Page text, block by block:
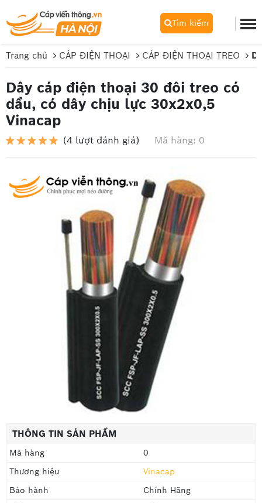
Tìm kiếm
Trang chủ CÁP ĐIỆN THOẠI CÁP ĐIỆN THOẠI TREO
Dây cáp điện thoại 30 đôi treo có
dầu, có dây chịu lực 30x2x0,5
Vinacap
(4 lượt đánh giá) Mã hàng: 0
THÔNG TIN SẢN PHẨM
Mã hàng
0
Thương hiệu
Vinacap
Bảo hành
Chính Hãng